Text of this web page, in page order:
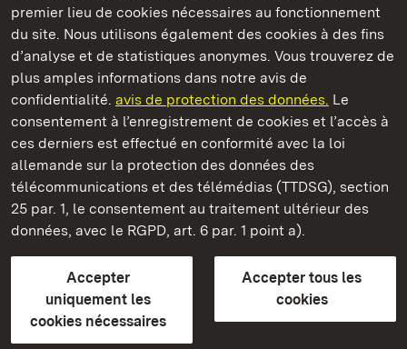
premier lieu de cookies nécessaires au fonctionnement
du site. Nous utilisons également des cookies à des fins
d’analyse et de statistiques anonymes. Vous trouverez de
plus amples informations dans notre avis de
confidentialité. avis de protection des données. Le
consentement à l’enregistrement de cookies et l’accès à
ces derniers est effectué en conformité avec la loi
allemande sur la protection des données des
télécommunications et des télémédias (TTDSG), section
25 par. 1, le consentement au traitement ultérieur des
données, avec le RGPD, art. 6 par. 1 point a).
Accepter
uniquement les
cookies nécessaires
Accepter tous les
cookies
Château résidentiel de Ludwigsburg
Châteaux et jardins publics du Bade-Wurtemberg
Contact et informationsFAQ et réponsesMentions légales
Protection des données
Explications sur l’accessibilité
BITV-konform (geprüfte Seiten)
plus loin
Accueil
Monuments